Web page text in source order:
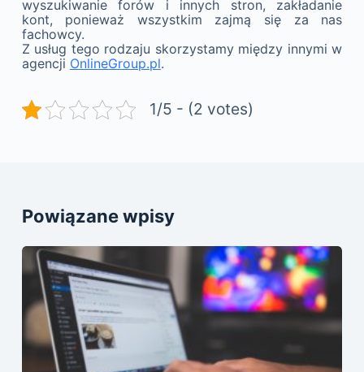
wyszukiwanie forów i innych stron, zakładanie
kont, ponieważ wszystkim zajmą się za nas
fachowcy.
Z usług tego rodzaju skorzystamy między innymi w
agencji OnlineGroup.pl.
1/5 - (2 votes)
Powiązane wpisy